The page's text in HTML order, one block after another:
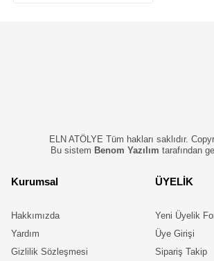
ELN ATÖLYE Tüm hakları saklıdır.
Bu sistem Benom Yazılım tarafından
Kurumsal
Hakkımızda
Yardım
Gizlilik Sözleşmesi
ÜYELİK
Yeni Üyelik
Üye Girişi
Sipariş Takip